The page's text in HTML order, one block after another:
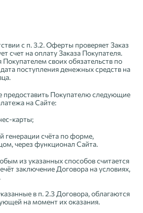
с п. 3.2. Оферты проверяет Заказ
счет на оплату Заказа Покупателя.
своих обязательств по
поступления денежных средств на
предоставить Покупателю следующие
на Сайте:
карты;
генерации счёта по форме,
через функционал Сайта.
из указанных способов считается
заключение Договора на условиях,
в п. 2.3 Договора, облагаются
на момент их оказания.